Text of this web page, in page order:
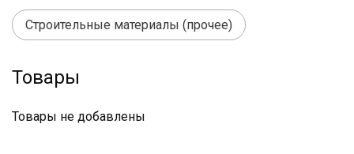
Строительные материалы (прочее)
Товары
Товары не добавлены